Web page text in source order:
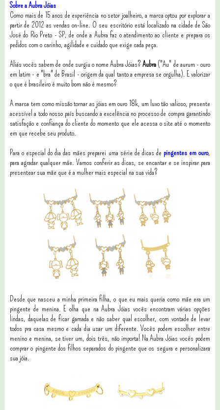
Sobre a Aubra Jóias
Como mais de 15 anos de experiência no setor joalheiro, a marca optou por explorar a
partir de 2012 as vendas on-line. O seu escritório está localizado na cidade de São
José do Rio Preto - SP, de onde a Aubra faz o atendimento ao cliente e prepara os
pedidos com o carinho, agilidade e cuidado que exige cada peça.
Aliás vocês sabem de onde surgiu o nome Aubra Jóias?Aubra ("Au" de aurum - ouro
em latim - e "bra" de Brasil - origem da qual tanto a empresa se orgulha). E valorizar
o que é brasileiro é muito bom não é mesmo?
A marca tem como missão tornar as jóias em ouro 18k, um luxo tão valioso, presente
acessível a todo nosso país buscando a excelência no processo de compra garantindo
satisfação e confiança do cliente do momento que ele acessa o site até o momento
em que recebe seu produto.
Para o especial do dia das mães preparei uma série de dicas de pingentes em ouro,
para agradar qualquer mãe. Vamos conferir as dicas, se encantar e se inspirar para
presentear sua mãe que é a mulher mais especial na sua vida?
Desde que nasceu a minha primeira filha, o que eu mais queria como mãe era um
pingente de menina. E olha que na Aubra Jóias vocês encontram várias opções
lindas, daquelas de ficar gamada e não saber qual escolher, com vontade de levar
todos pra casa mesmo e cada dia usar um diferente. Vocês podem escolher entre
menino e menina, se tiver um, dois três, não importa! Na Aubra Jóias vocês podem
comprar o pingente dos filhos separados do pingente que os segura e personalizara
sua jóia.